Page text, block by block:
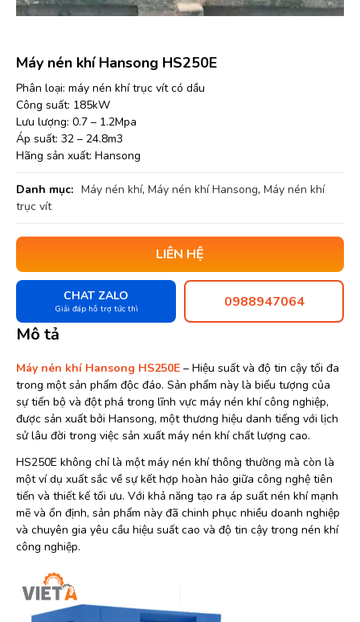
Máy nén khí Hansong HS250E
Phân loại: máy nén khí trục vít có dầu
Công suất: 185kW
Lưu lượng: 0.7 – 1.2Mpa
Áp suất: 32 – 24.8m3
Hãng sản xuất: Hansong
Danh mục: Máy nén khí, Máy nén khí Hansong, Máy nén khí
trục vít
LIÊN HỆ
CHAT ZALO
Giải đáp hỗ trợ tức thì 0988947064
Mô tả
Máy nén khí Hansong HS250E – Hiệu suất và độ tin cậy tối đa
trong một sản phẩm độc đáo. Sản phẩm này là biểu tượng của
sự tiến bộ và đột phá trong lĩnh vực máy nén khí công nghiệp,
được sản xuất bởi Hansong, một thương hiệu danh tiếng với lịch
sử lâu đời trong việc sản xuất máy nén khí chất lượng cao.
HS250E không chỉ là một máy nén khí thông thường mà còn là
một ví dụ xuất sắc về sự kết hợp hoàn hảo giữa công nghệ tiên
tiến và thiết kế tối ưu. Với khả năng tạo ra áp suất nén khí mạnh
mẽ và ổn định, sản phẩm này đã chinh phục nhiều doanh nghiệp
và chuyên gia yêu cầu hiệu suất cao và độ tin cậy trong nén khí
công nghiệp.